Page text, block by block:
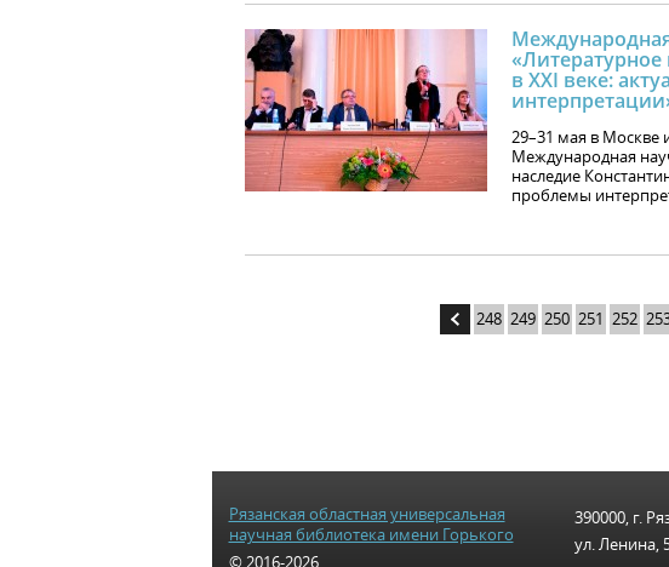
«Литературное
в XXI веке:
29–31 мая в Москве
Международная
наследие
проблемы
248 249 250 251 252
Рязанская областная универсальная
научная библиотека имени Горького
© 2016-2026
390000, г.
ул. Ленина,